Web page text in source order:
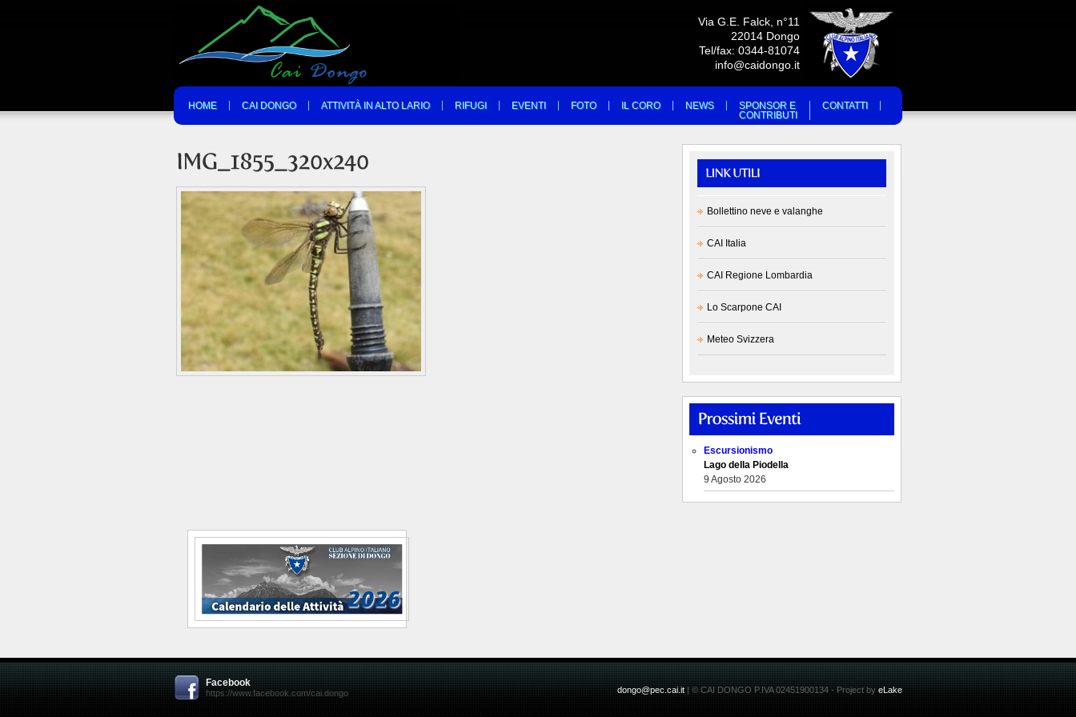
Via G.E. Falck, n°11
22014 Dongo
Tel/fax: 0344-81074
info@caidongo.it
HOME CAI DONGO ATTIVITÀ IN ALTO LARIO RIFUGI EVENTI FOTO IL CORO NEWS
SPONSOR E
CONTRIBUTI
CONTATTI
Bollettino neve e valanghe
CAI Italia
CAI Regione Lombardia
Lo Scarpone CAI
Meteo Svizzera
Escursionismo
Lago della Piodella
9 Agosto 2026
Facebook
https://www.facebook.com/cai.dongo dongo@pec.cai.it | © CAI DONGO P.IVA 02451900134 - Project by eLake